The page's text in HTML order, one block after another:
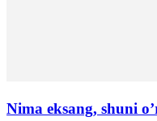
Nima eksang, shuni